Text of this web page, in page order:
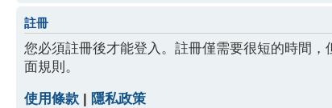
註冊
您必須註冊後才能登入。註冊僅需要很短的時間
面規則。
使用條款 | 隱私政策